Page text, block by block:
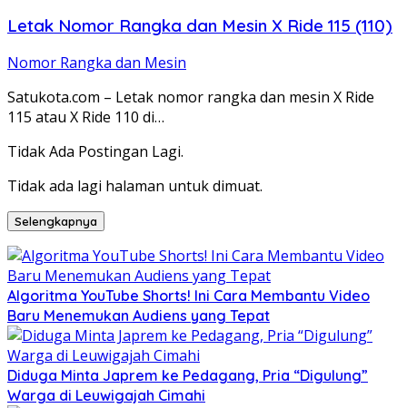
Letak Nomor Rangka dan Mesin X Ride 115 (110)
Nomor Rangka dan Mesin
Satukota.com – Letak nomor rangka dan mesin X Ride
115 atau X Ride 110 di…
Tidak Ada Postingan Lagi.
Tidak ada lagi halaman untuk dimuat.
Selengkapnya
Algoritma YouTube Shorts! Ini Cara Membantu Video
Baru Menemukan Audiens yang Tepat
Diduga Minta Japrem ke Pedagang, Pria “Digulung”
Warga di Leuwigajah Cimahi